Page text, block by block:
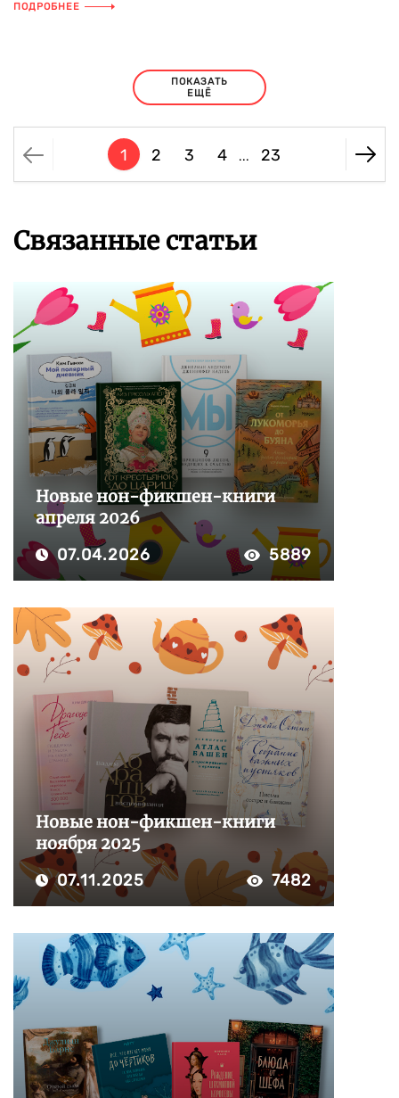
ПОДРОБНЕЕ
ПОКАЗАТЬ
ЕЩЁ
1 2 3 4 ... 23
Связанные статьи
Новые нон-фикшен-книги
апреля 2026
07.04.2026 5889
Новые нон-фикшен-книги
ноября 2025
07.11.2025 7482